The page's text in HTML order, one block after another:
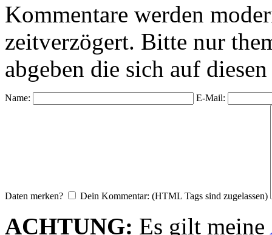
Kommentare werden
zeitverzögert. Bitte nur
abgeben die sich auf
Name: E-Mail:
Daten merken? Dein Kommentar: (HTML Tags sind zugelassen)
ACHTUNG: Es gilt meine